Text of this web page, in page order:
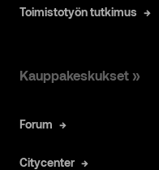
Toimistotyön tutkimus
Kauppakeskukset »
Forum
Citycenter